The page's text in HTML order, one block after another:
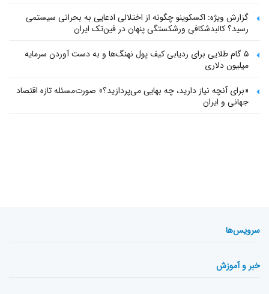
گزارش ویژه: اکسکوینو چگونه از اختلالی ادعایی به بحرانی سیستمی
رسید؟ کالبدشکافی ورشکستگی پنهان در فین‌تک ایران
۵ گام طلایی برای ردیابی کیف پول‌ نهنگ‌ها و به دست آوردن سرمایه
میلیون دلاری
«برای آنچه نیاز دارید، چه بهایی می‌پردازید؟» صورت‌مسئله تازه اقتصاد
جهانی و ایران
سرویس‌ها
خبر و آموزش